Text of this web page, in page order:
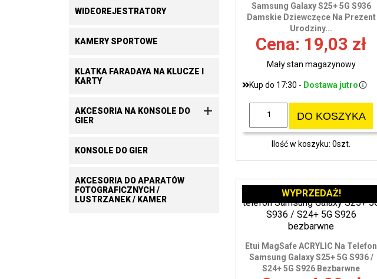
WIDEOREJESTRATORY
KAMERY SPORTOWE
KLATKA FARADAYA NA KLUCZE I
KARTY
AKCESORIA NA KONSOLE DO
GIER

KONSOLE DO GIER
AKCESORIA DO APARATÓW
FOTOGRAFICZNYCH /
LUSTRZANEK / KAMER
Samsung Galaxy S25+ 5G S936
Damskie Dziewczęce Na Prezent
Urodziny...
Cena: 19,03 zł
Mały stan magazynowy
Kup do 17:30 - Dostawa jutro
DO KOSZYKA
Ilość w koszyku: 0szt.
Etui MagSafe ACRYLIC Na Telefon
Samsung Galaxy S25+ 5G S936 /
S24+ 5G S926 Bezbarwne
WYPRZEDAŻ!